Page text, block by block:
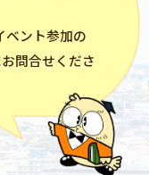
ベント参加の
問合せくださ